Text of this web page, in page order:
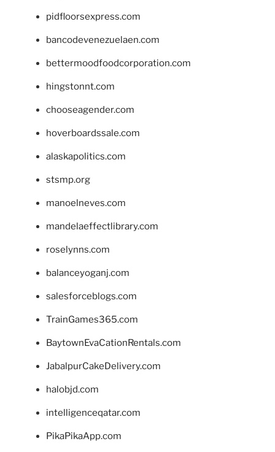
pidfloorsexpress.com
bancodevenezuelaen.com
bettermoodfoodcorporation.com
hingstonnt.com
chooseagender.com
hoverboardssale.com
alaskapolitics.com
stsmp.org
manoelneves.com
mandelaeffectlibrary.com
roselynns.com
balanceyoganj.com
salesforceblogs.com
TrainGames365.com
BaytownEvaCationRentals.com
JabalpurCakeDelivery.com
halobjd.com
intelligenceqatar.com
PikaPikaApp.com